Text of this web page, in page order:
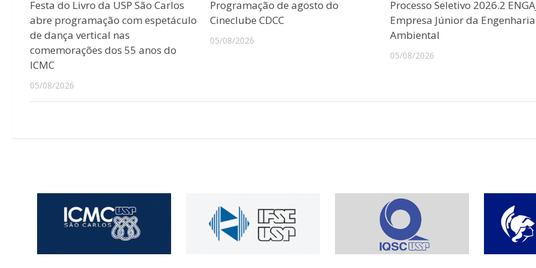
Festa do Livro da USP São Carlos
abre programação com espetáculo
de dança vertical nas
comemorações dos 55 anos do
ICMC
05/08/2026
Programação de agosto do
Cineclube CDCC
05/08/2026
Processo Seletivo 2026.2
Empresa Júnior da Engenharia
Ambiental
05/08/2026